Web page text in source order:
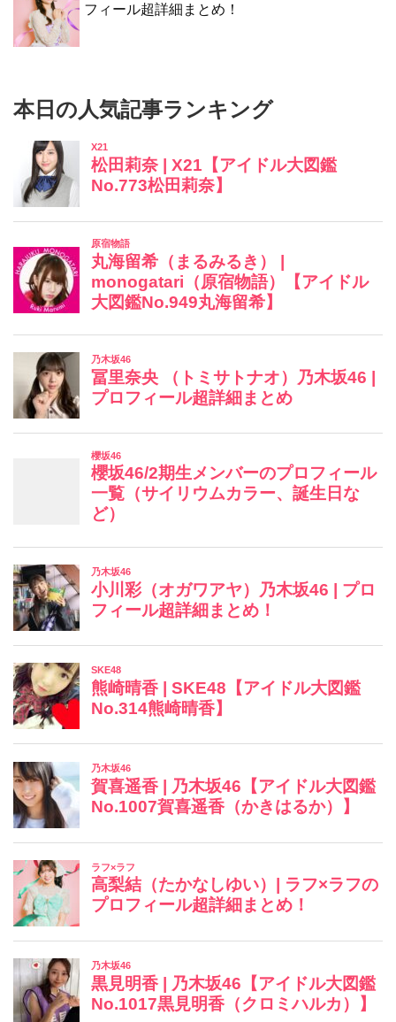
フィール超詳細まとめ！
本日の人気記事ランキング